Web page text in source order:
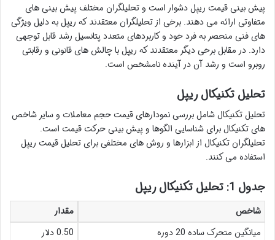
پیش بینی قیمت ریپل دشوار است و تحلیلگران مختلف پیش بینی های
متفاوتی ارائه می دهند. برخی از تحلیلگران معتقدند که ریپل به دلیل ویژگی
های فنی منحصر به فرد خود و کاربردهای متعدد پتانسیل رشد قابل توجهی
دارد. در مقابل برخی دیگر معتقدند که ریپل با چالش های قانونی و رقابتی
روبرو است و رشد آن در آینده نامشخص است.
تحلیل تکنیکال ریپل
تحلیل تکنیکال شامل بررسی نمودارهای قیمت حجم معاملات و سایر شاخص
های تکنیکال برای شناسایی الگوها و پیش بینی حرکت قیمت است.
تحلیلگران تکنیکال از ابزارها و روش های مختلفی برای تحلیل قیمت ریپل
استفاده می کنند.
جدول 1: تحلیل تکنیکال ریپل
شاخص
مقدار
میانگین متحرک ساده 20 دوره
0.50 دلار